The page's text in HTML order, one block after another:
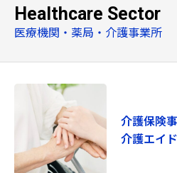
Healthcare Sector
医療機関・薬局・介護事業所
介護保険
介護エイド